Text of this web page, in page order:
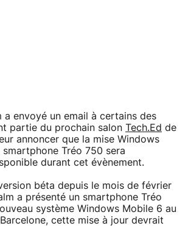
a envoyé un email à certains des
partie du prochain salon Tech.Ed de
annoncer que la mise Windows
Tréo 750 sera
durant cet évènement.
béta depuis le mois de février
a présenté un smartphone Tréo
système Windows Mobile 6 au
cette mise à jour devrait